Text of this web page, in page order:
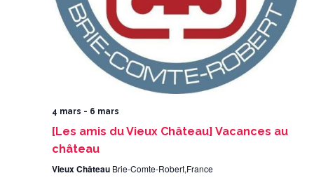
4 mars - 6 mars
[Les amis du Vieux Château] Vacances au
château
Vieux Château Brie-Comte-Robert,France